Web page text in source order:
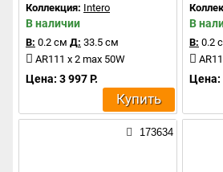
Коллекция: Intero
В наличии
В: 0.2 см Д: 33.5 см
AR111 x 2 max 50W
Цена: 3 997 Р.
Купить
В
В: 0.2
Цена:
173634